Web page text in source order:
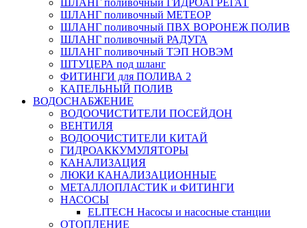
ШЛАНГ поливочный МЕТЕОР
ШЛАНГ поливочный ПВХ ВОРОНЕЖ ПОЛИВ
ШЛАНГ поливочный РАДУГА
ШЛАНГ поливочный ТЭП НОВЭМ
ШТУЦЕРА под шланг
ФИТИНГИ для ПОЛИВА 2
КАПЕЛЬНЫЙ ПОЛИВ
ВОДОСНАБЖЕНИЕ
ВОДООЧИСТИТЕЛИ ПОСЕЙДОН
ВЕНТИЛЯ
ВОДООЧИСТИТЕЛИ КИТАЙ
ГИДРОАККУМУЛЯТОРЫ
КАНАЛИЗАЦИЯ
ЛЮКИ КАНАЛИЗАЦИОННЫЕ
МЕТАЛЛОПЛАСТИК и ФИТИНГИ
НАСОСЫ
ELITECH Насосы и насосные станции
ОТОПЛЕНИЕ